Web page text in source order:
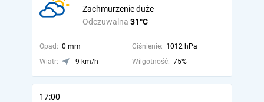
Odczuwalna 31°C
Zachmurzenie duże
Opad: 0 mm Ciśnienie: 1012 hPa
Wiatr:
9 km/h Wilgotność: 75%
17:00